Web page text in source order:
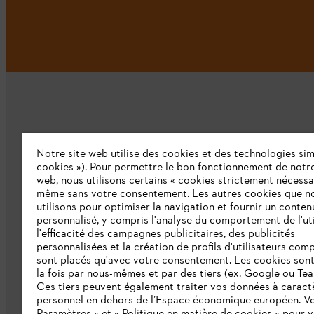
L'Entreprise
Qui sommes-nous ?
Presse
Emploi
Ligne Intégrité STIHL
Développement durable
Notre site web utilise des cookies et des technologies
cookies »). Pour permettre le bon fonctionnement de
web, nous utilisons certains « cookies strictement
même sans votre consentement. Les autres cookies que
utilisons pour optimiser la navigation et fournir un
personnalisé, y compris l'analyse du comportement de
l'efficacité des campagnes publicitaires, des publicités
personnalisées et la création de profils d'utilisateurs
sont placés qu'avec votre consentement. Les cookies
la fois par nous-mêmes et par des tiers (ex. Google ou
Ces tiers peuvent également traiter vos données à
personnel en dehors de l’Espace économique européen.